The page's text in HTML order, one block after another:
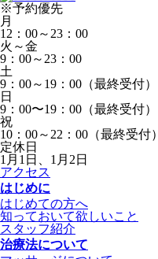
※予約優先
月
12：00～23：00
火～金
9：00～23：00
土
9：00～19：00（最終受付）
日
9：00〜19：00（最終受付）
祝
10：00～22：00（最終受付）
定休日
1月1日、1月2日
アクセス
はじめに
はじめての方へ
知っておいて欲しいこと
スタッフ紹介
治療法について